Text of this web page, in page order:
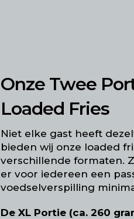
Onze Twee
Loaded Fries
Niet elke gast heeft
bieden wij onze loaded
verschillende formaten.
er voor iedereen een
voedselverspilling
De XL Portie (ca. 260